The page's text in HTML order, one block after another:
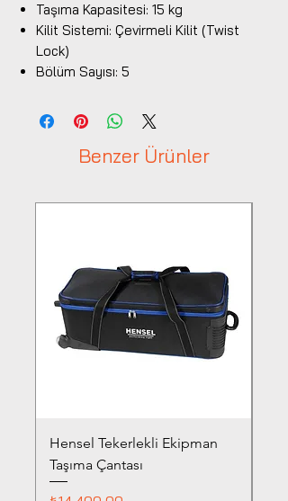
Taşıma Kapasitesi: 15 kg
Kilit Sistemi: Çevirmeli Kilit (Twist
Lock)
Bölüm Sayısı: 5
Benzer Ürünler
Hensel Tekerlekli Ekipman
Taşıma Çantası